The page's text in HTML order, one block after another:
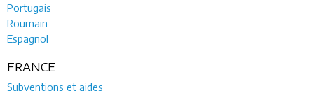
Portugais
Roumain
Espagnol
FRANCE
Subventions et aides